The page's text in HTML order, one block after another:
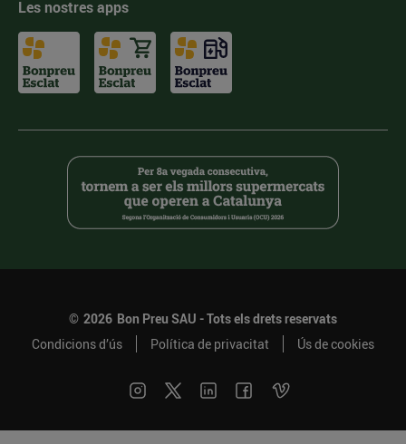
Les nostres apps
© 2026 Bon Preu SAU - Tots els drets reservats
Condicions d’ús
Política de privacitat Ús de cookies